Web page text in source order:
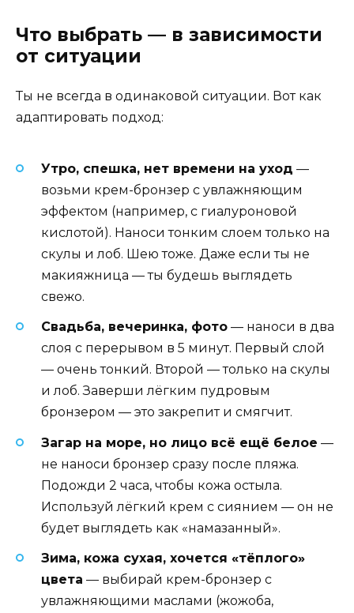
Что выбрать — в зависимости
от ситуации
Ты не всегда в одинаковой ситуации. Вот как
адаптировать подход:
Утро, спешка, нет времени на уход —
возьми крем-бронзер с увлажняющим
эффектом (например, с гиалуроновой
кислотой). Наноси тонким слоем только на
скулы и лоб. Шею тоже. Даже если ты не
макияжница — ты будешь выглядеть
свежо.
Свадьба, вечеринка, фото — наноси в два
слоя с перерывом в 5 минут. Первый слой
— очень тонкий. Второй — только на скулы
и лоб. Заверши лёгким пудровым
бронзером — это закрепит и смягчит.
Загар на море, но лицо всё ещё белое —
не наноси бронзер сразу после пляжа.
Подожди 2 часа, чтобы кожа остыла.
Используй лёгкий крем с сиянием — он не
будет выглядеть как «намазанный».
Зима, кожа сухая, хочется «тёплого»
цвета — выбирай крем-бронзер с
увлажняющими маслами (жожоба,